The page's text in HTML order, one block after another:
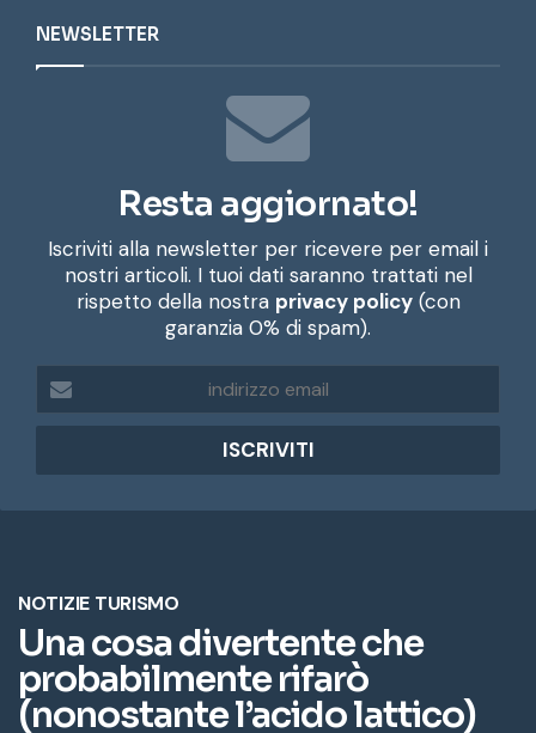
NEWSLETTER
Resta aggiornato!
Iscriviti alla newsletter per ricevere per email i
nostri articoli. I tuoi dati saranno trattati nel
rispetto della nostra privacy policy(con
garanzia 0% di spam).
d
r
e
m
a
i
l